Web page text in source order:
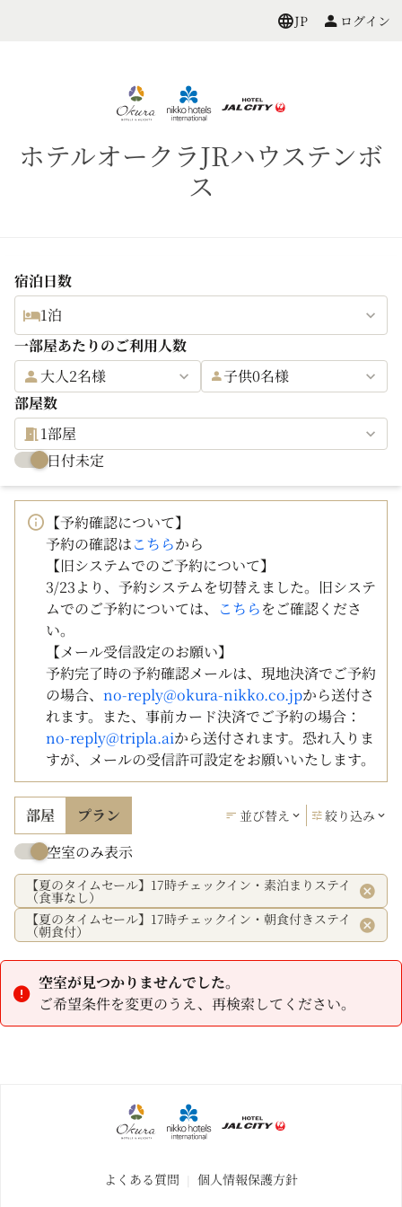
JP ログイン
ホテルオークラJRハウステンボ
ス
宿泊日数
1泊
一部屋あたりのご利用人数
大人2名様
子供0名様
部屋数
1部屋
日付未定
【予約確認について】
予約の確認はこちらから
【旧システムでのご予約について】
3/23より、予約システムを切替えました。旧システ
ムでのご予約については、
こちらをご確認くださ
い。
【メール受信設定のお願い】
予約完了時の予約確認メールは、現地決済でご予約
の場合、 no-reply@okura-nikko.co.jpから送付さ
れます。また、事前カード決済でご予約の場合：
no-reply@tripla.aiから送付されます。恐れ入りま
すが、メールの受信許可設定をお願いいたします。
部屋 プラン 並び替え 絞り込み
空室のみ表示
【夏のタイムセール】17時チェックイン・素泊まりステイ
（食事なし）
【夏のタイムセール】17時チェックイン・朝食付きステイ
（朝食付）
空室が見つかりませんでした。
ご希望条件を変更のうえ、再検索してください。
よくある質問 個人情報保護方針